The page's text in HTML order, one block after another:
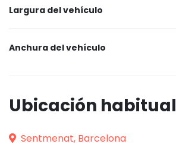
Largura del vehículo
Anchura del vehículo
Ubicación habitual
Sentmenat, Barcelona